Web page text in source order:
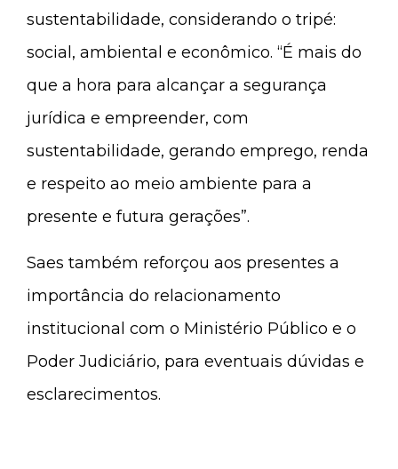
sustentabilidade, considerando o tripé:
social, ambiental e econômico. “É mais do
que a hora para alcançar a segurança
jurídica e empreender, com
sustentabilidade, gerando emprego, renda
e respeito ao meio ambiente para a
presente e futura gerações”.
Saes também reforçou aos presentes a
importância do relacionamento
institucional com o Ministério Público e o
Poder Judiciário, para eventuais dúvidas e
esclarecimentos.